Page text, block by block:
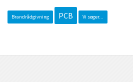
Brandrådgivning PCB Vi søger...